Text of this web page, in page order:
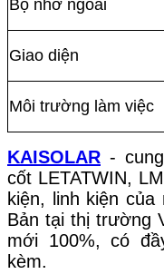
Bộ nhớ ngoài
Giao diện
Môi trường làm việc
KAISOLAR -
cốt LETATWIN,
kiện, linh kiện
Bản tại thị trường
mới 100%, có
kèm.